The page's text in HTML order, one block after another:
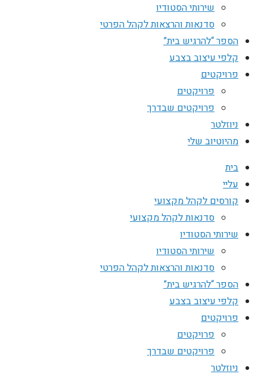
שירותי הסטודיו
סדנאות והרצאות לקהל הפרטי
הספר “להרגיש בית”
קלפי עיצוב בצבע
פרויקטים
פרויקטים
פרויקטים שבדרך
ניוזלטר
מהיוטיוב שלי
בית
עליי
קורסים לקהל מקצועי
סדנאות לקהל מקצועי
שירותי הסטודיו
שירותי הסטודיו
סדנאות והרצאות לקהל הפרטי
הספר “להרגיש בית”
קלפי עיצוב בצבע
פרויקטים
פרויקטים
פרויקטים שבדרך
ניוזלטר